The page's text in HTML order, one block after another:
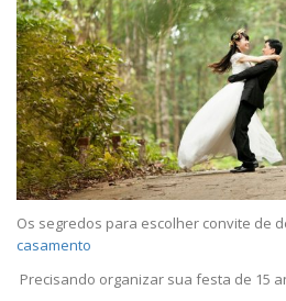
Os segredos para escolher convite de
casamento
Precisando organizar sua festa de 15